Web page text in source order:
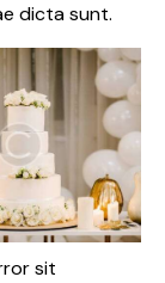
dicta sunt.
sit